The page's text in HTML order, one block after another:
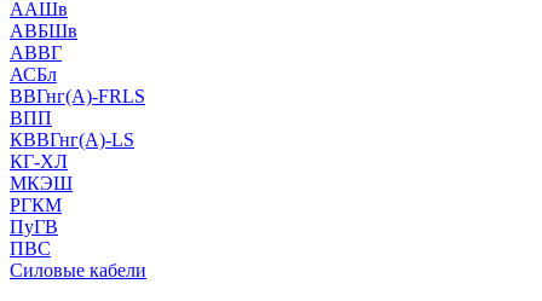
ААШв
АВБШв
АВВГ
АСБл
ВВГнг(А)-FRLS
ВПП
КВВГнг(А)-LS
КГ-ХЛ
МКЭШ
РГКМ
ПуГВ
ПВС
Силовые кабели